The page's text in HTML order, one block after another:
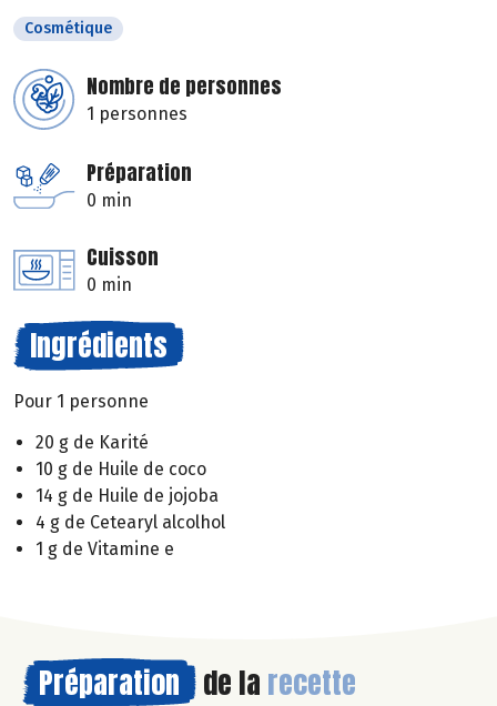
Cosmétique
Nombre de personnes
1 personnes
Préparation
0 min
Cuisson
0 min
Ingrédients
Pour 1 personne
20 g de Karité
10 g de Huile de coco
14 g de Huile de jojoba
4 g de Cetearyl alcolhol
1 g de Vitamine e
Préparation de la recette